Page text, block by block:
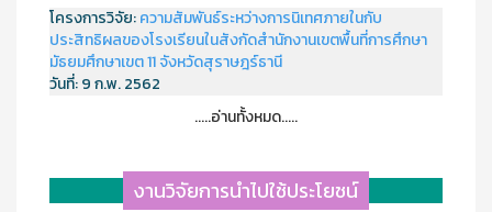
โครงการวิจัย:ความสัมพันธ์ระหว่างการนิเทศภายในกับ
ประสิทธิผลของโรงเรียนในสังกัดสำนักงานเขตพื้นที่การศึกษา
มัธยมศึกษาเขต 11 จังหวัดสุราษฎร์ธานี
วันที่:9 ก.พ. 2562
.....อ่านทั้งหมด.....
งานวิจัยการนำไปใช้ประโยชน์